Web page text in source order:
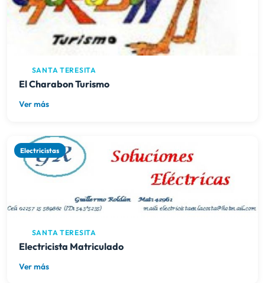
SANTA TERESITA
El Charabon Turismo
Ver más
Electricistas
SANTA TERESITA
Electricista Matriculado
Ver más